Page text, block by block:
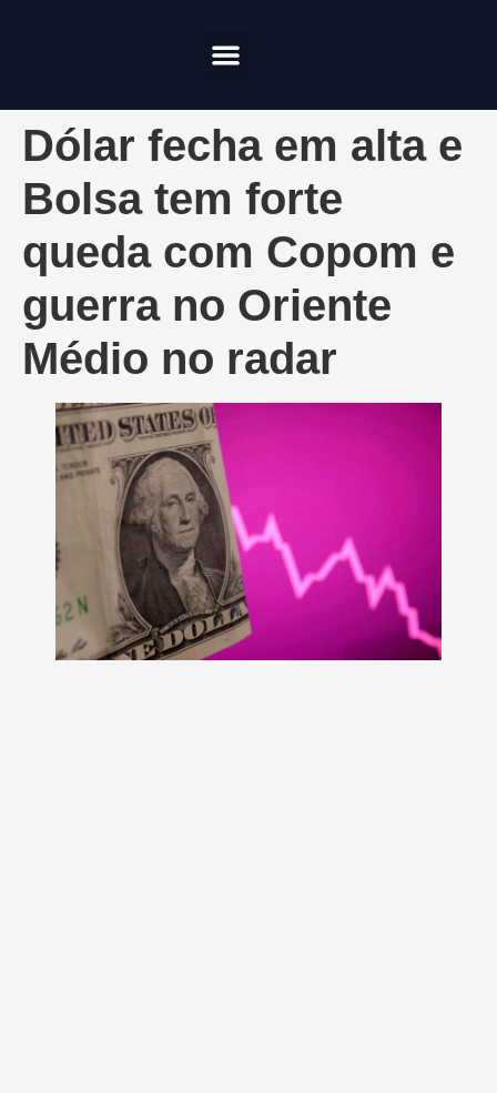
Dólar fecha em alta e
Bolsa tem forte
queda com Copom e
guerra no Oriente
Médio no radar